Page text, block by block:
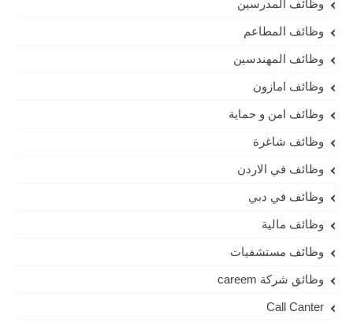
وظائف المدرسين
وظائف المطاعم
وظائف المهندسين
وظائف امازون
وظائف امن و حماية
وظائف شاغرة
وظائف في الاردن
وظائف في دبي
وظائف مالية
وظائف مستشفيات
وظائق شركة careem
Call Canter